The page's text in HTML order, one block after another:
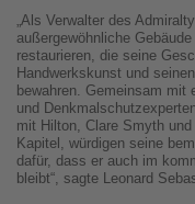
„Als Verwalter des
außergewöhnliche
restaurieren, die seine
Handwerkskunst und
bewahren. Gemeinsam mit
und
mit Hilton, Clare Smyth
Kapitel, würdigen seine
dafür, dass er auch im
bleibt“, sagte Leonard